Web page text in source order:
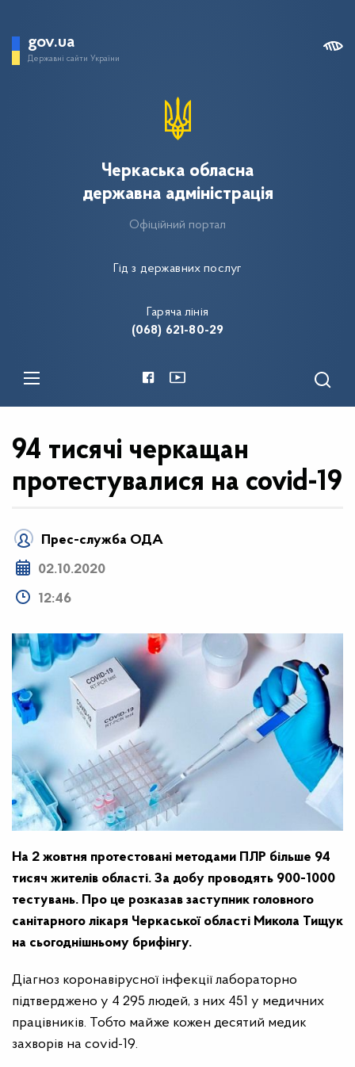
gov.ua
Державні сайти України
Гід з державних послуг
Черкаська обласна
державна адміністрація
Офіційний портал
Гаряча лінія
(068) 621-80-29
94 тисячі черкащан
протестувалися на covid-19
Прес-служба ОДА
02.10.2020
12:46
На 2 жовтня протестовані методами ПЛР більше 94
тисяч жителів області. За добу проводять 900-1000
тестувань. Про це розказав заступник головного
санітарного лікаря Черкаської області Микола Тищук
на сьогоднішньому брифінгу.
Діагноз коронавірусної інфекції лабораторно
підтверджено у 4 295 людей, з них 451 у медичних
працівників. Тобто майже кожен десятий медик
захворів на covid-19.